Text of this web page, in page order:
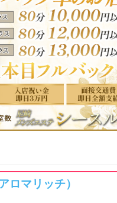
ロマリッチ）